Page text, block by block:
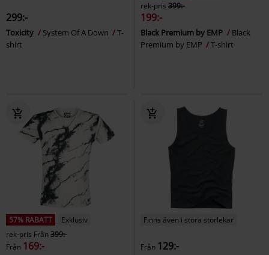
299:-
Toxicity System Of A Down
T-
shirt
rek-pris 399:-
199:-
Black Premium by EMP
Black
Premium by EMP
T-shirt
57% RABATT
Exklusiv
rek-pris Från399:-
Från 169:-
Finns även i stora storlekar
Från 129:-